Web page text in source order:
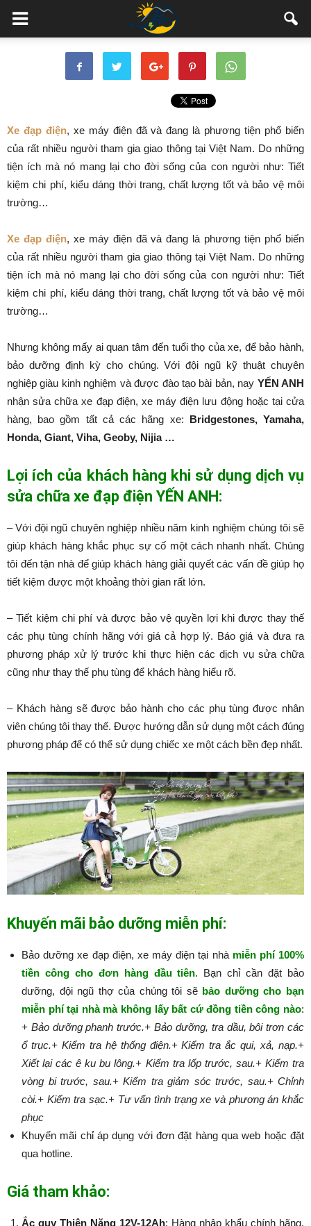
Xe đạp điện, xe máy điện đã và đang là phương tiện phổ biến
của rất nhiều người tham gia giao thông tại Việt Nam. Do những
tiện ích mà nó mang lại cho đời sống của con người như: Tiết
kiệm chi phí, kiểu dáng thời trang, chất lượng tốt và bảo vệ môi
trường…
Xe đạp điện, xe máy điện đã và đang là phương tiện phổ biến
của rất nhiều người tham gia giao thông tại Việt Nam. Do những
tiện ích mà nó mang lại cho đời sống của con người như: Tiết
kiệm chi phí, kiểu dáng thời trang, chất lượng tốt và bảo vệ môi
trường…
Nhưng không mấy ai quan tâm đến tuổi thọ của xe, để bảo hành,
bảo dưỡng định kỳ cho chúng. Với đội ngũ kỹ thuật chuyên
nghiệp giàu kinh nghiệm và được đào tạo bài bản, nay YẾN ANH
nhận sửa chữa xe đạp điện, xe máy điện lưu động hoặc tại cửa
hàng, bao gồm tất cả các hãng xe: Bridgestones, Yamaha,
Honda, Giant, Viha, Geoby, Nijia …
Lợi ích của khách hàng khi sử dụng dịch vụ
sửa chữa xe đạp điện YẾN ANH:
– Với đội ngũ chuyên nghiệp nhiều năm kinh nghiệm chúng tôi sẽ
giúp khách hàng khắc phục sự cố một cách nhanh nhất. Chúng
tôi đến tận nhà để giúp khách hàng giải quyết các vấn đề giúp họ
tiết kiệm được một khoảng thời gian rất lớn.
– Tiết kiệm chi phí và được bảo vệ quyền lợi khi được thay thế
các phụ tùng chính hãng với giá cả hợp lý. Báo giá và đưa ra
phương pháp xử lý trước khi thực hiện các dịch vụ sửa chữa
cũng như thay thế phụ tùng để khách hàng hiểu rõ.
– Khách hàng sẽ được bảo hành cho các phụ tùng được nhân
viên chúng tôi thay thế. Được hướng dẫn sử dụng một cách đúng
phương pháp để có thể sử dụng chiếc xe một cách bền đẹp nhất.
Khuyến mãi bảo dưỡng miễn phí:
Bảo dưỡng xe đạp điện, xe máy điện tại nhà miễn phí 100%
tiền công cho đơn hàng đầu tiên. Bạn chỉ cần đặt bảo
dưỡng, đội ngũ thợ của chúng tôi sẽ bảo dưỡng cho bạn
miễn phí tại nhà mà không lấy bất cứ đồng tiền công nào:​​​​​
+ Bảo dưỡng phanh trước.+ Bảo dưỡng, tra dầu, bôi trơn các
ổ trục.+ Kiểm tra hệ thống điện.+ Kiểm tra ắc qui, xả, nạp.+
Xiết lại các ê ku bu lông.+ Kiểm tra lốp trước, sau.+ Kiểm tra
vòng bi trước, sau.+ Kiểm tra giảm sóc trước, sau.+ Chỉnh
còi.+ Kiểm tra sạc.+ Tư vấn tình trạng xe và phương án khắc
phục
Khuyến mãi chỉ áp dụng với đơn đặt hàng qua web hoặc đặt
qua hotline.
Giá tham khảo:
Ắc quy Thiên Năng 12V-12Ah: Hàng nhập khẩu chính hãng,